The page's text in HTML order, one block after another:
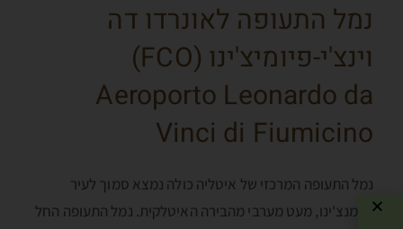
נמל התעופה לאונרדו דה
וינצ'י-פיומיצ'ינו (FCO)
Aeroporto Leonardo da
Vinci di Fiumicino
נמל התעופה המרכזי של איטליה כולה נמצא סמוך לעיר
פיומנצ'ינו, מעט מערבי מהבירה האיטלקית. נמל התעופה החל